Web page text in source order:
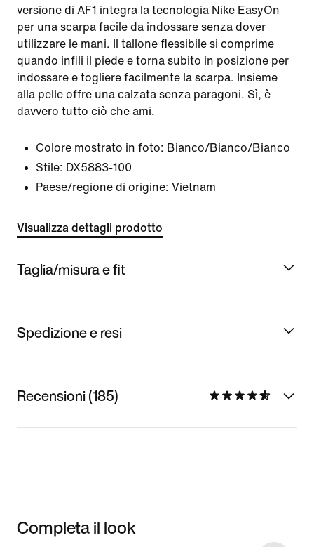
versione di AF1 integra la tecnologia Nike EasyOn
per una scarpa facile da indossare senza dover
utilizzare le mani. Il tallone flessibile si comprime
quando infili il piede e torna subito in posizione per
indossare e togliere facilmente la scarpa. Insieme
alla pelle offre una calzata senza paragoni. Sì, è
davvero tutto ciò che ami.
Colore mostrato in foto: Bianco/Bianco/Bianco
Stile: DX5883-100
Paese/regione di origine: Vietnam
Visualizza dettagli prodotto
Taglia/misura e fit
Spedizione e resi
Recensioni (185)
Completa il look